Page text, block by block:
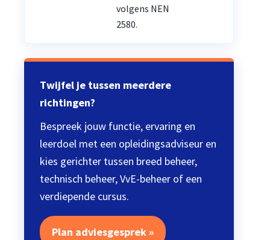
volgens NEN
2580.
Twijfel je tussen meerdere
richtingen?
Bespreek jouw functie, ervaring en
leerdoel met een opleidingsadviseur en
kies gerichter tussen breed beheer,
technisch beheer, VvE-beheer of een
verdiepende cursus.
Plan adviesgesprek »